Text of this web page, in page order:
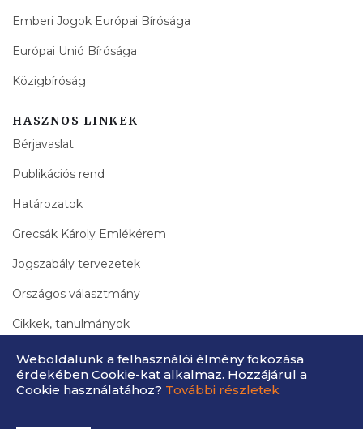
Emberi Jogok Európai Bírósága
Európai Unió Bírósága
Közigbíróság
HASZNOS LINKEK
Bérjavaslat
Publikációs rend
Határozatok
Grecsák Károly Emlékérem
Jogszabály tervezetek
Országos választmány
Cikkek, tanulmányok
Bírák Lapja Archívum
Weboldalunk a felhasználói élmény fokozása
érdekében Cookie-kat alkalmaz. Hozzájárul a
Cookie használatához? További részletek